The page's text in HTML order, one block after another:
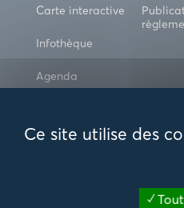
Ce site utilise des
Carte interactive
Infothèque
Agenda